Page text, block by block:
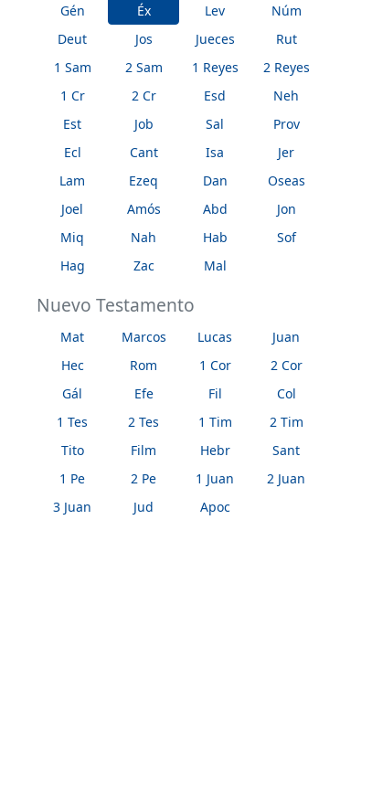
Gén Éx Lev
Núm
Deut
Jos Jueces
Rut
1 Sam
2 Sam 1 Reyes
2 Reyes
1 Cr
2 Cr Esd
Neh
Est
Job Sal
Prov
Ecl
Cant Isa
Jer
Lam
Ezeq Dan
Oseas
Joel
Amós Abd
Jon
Miq
Nah Hab
Sof
Hag
Zac Mal
Nuevo Testamento
Mat Marcos Lucas
Juan
Hec
Rom 1 Cor
2 Cor
Gál
Efe Fil
Col
1 Tes
2 Tes 1 Tim
2 Tim
Tito
Film Hebr
Sant
1 Pe
2 Pe 1 Juan
2 Juan
3 Juan
Jud Apoc